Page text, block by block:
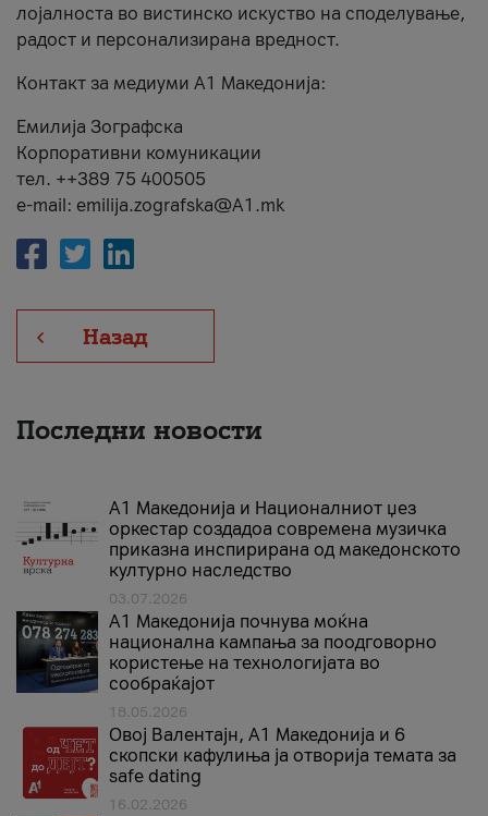
лојалноста во вистинско искуство на споделување,
радост и персонализирана вредност.
Контакт за медиуми А1 Македонија:
Емилија Зографска
Корпоративни комуникации
тел. ++389 75 400505
e-mail: emilija.zografska@A1.mk
Назад
Последни новости
А1 Македонија и Националниот џез
оркестар создадоа современа музичка
приказна инспирирана од македонското
културно наследство
03.07.2026
A1 Македонија почнува моќна
национална кампања за поодговорно
користење на технологијата во
сообраќајот
18.05.2026
Овој Валентајн, A1 Македонија и 6
скопски кафулиња ја отворија темата за
safe dating
16.02.2026